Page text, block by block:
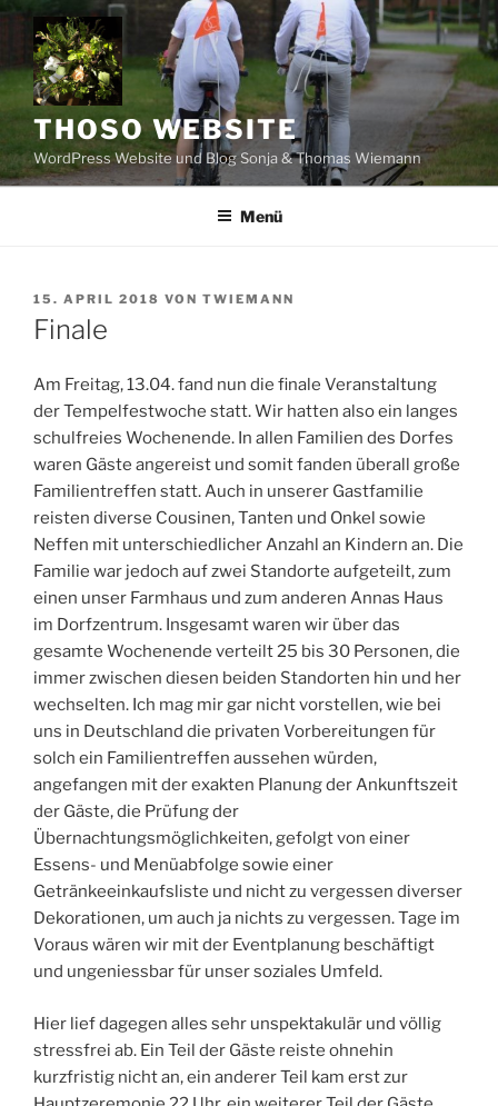
Zum
Inhalt
springen
THOSO WEBSITE
WordPress Website und Blog Sonja & Thomas Wiemann
Menü
VERÖFFENTLICHT
AM
15. APRIL 2018 VON TWIEMANN
Finale
Am Freitag, 13.04. fand nun die finale Veranstaltung
der Tempelfestwoche statt. Wir hatten also ein langes
schulfreies Wochenende. In allen Familien des Dorfes
waren Gäste angereist und somit fanden überall große
Familientreffen statt. Auch in unserer Gastfamilie
reisten diverse Cousinen, Tanten und Onkel sowie
Neffen mit unterschiedlicher Anzahl an Kindern an. Die
Familie war jedoch auf zwei Standorte aufgeteilt, zum
einen unser Farmhaus und zum anderen Annas Haus
im Dorfzentrum. Insgesamt waren wir über das
gesamte Wochenende verteilt 25 bis 30 Personen, die
immer zwischen diesen beiden Standorten hin und her
wechselten. Ich mag mir gar nicht vorstellen, wie bei
uns in Deutschland die privaten Vorbereitungen für
solch ein Familientreffen aussehen würden,
angefangen mit der exakten Planung der Ankunftszeit
der Gäste, die Prüfung der
Übernachtungsmöglichkeiten, gefolgt von einer
Essens- und Menüabfolge sowie einer
Getränkeeinkaufsliste und nicht zu vergessen diverser
Dekorationen, um auch ja nichts zu vergessen. Tage im
Voraus wären wir mit der Eventplanung beschäftigt
und ungeniessbar für unser soziales Umfeld.
Hier lief dagegen alles sehr unspektakulär und völlig
stressfrei ab. Ein Teil der Gäste reiste ohnehin
kurzfristig nicht an, ein anderer Teil kam erst zur